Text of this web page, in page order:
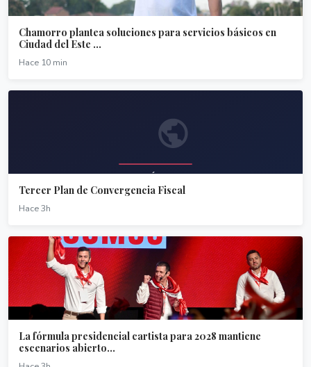
Chamorro plantea soluciones para servicios básicos en
Ciudad del Este ...
Hace 10 min
Tercer Plan de Convergencia Fiscal
Hace 3h
La fórmula presidencial cartista para 2028 mantiene
escenarios abierto...